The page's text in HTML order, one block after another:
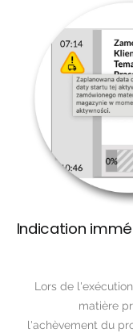
Indication
Lors de
matière
l'achèvement du